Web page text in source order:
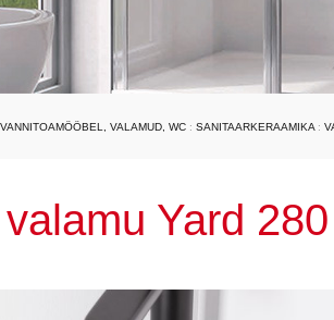
VANNITOAMÖÖBEL, VALAMUD, WC : SANITAARKERAAMIKA :
Yard